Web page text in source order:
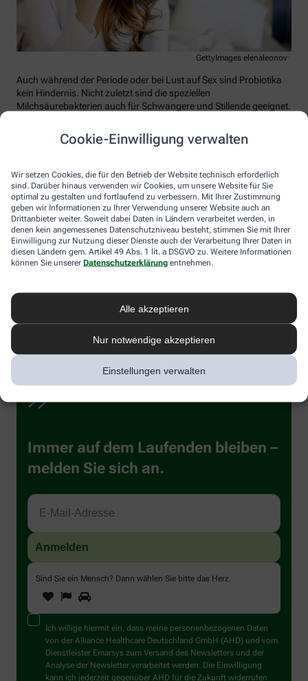
Cookie-Einwilligung verwalten
Wir setzen Cookies, die für den Betrieb der Website technisch erforderlich
sind. Darüber hinaus verwenden wir Cookies, um unsere Website für Sie
optimal zu gestalten und fortlaufend zu verbessern. Mit Ihrer Zustimmung
geben wir Informationen zu Ihrer Verwendung unserer Website auch an
Drittanbieter weiter. Soweit dabei Daten in Ländern verarbeitet werden, in
denen kein angemessenes Datenschutzniveau besteht, stimmen Sie mit Ihrer
Einwilligung zur Nutzung dieser Dienste auch der Verarbeitung Ihrer Daten in
diesen Ländern gem. Artikel 49 Abs. 1 lit. a DSGVO zu. Weitere Informationen
können Sie unserer Datenschutzerklärung entnehmen.
Alle akzeptieren
Nur notwendige akzeptieren
Einstellungen verwalten
GettyImages elenaleonova
Auch während der Periode oder bei Lust auf Sex sind Probiotika
kein Hindernis. Nicht zuletzt sind die speziellen
Milchsäurebakterien auch für Schwangere und Stillende geeignet.
Bakterien zum Trinken in verschiedensten Lebenslagen zu
unterstützen und die Vaginalgesundheit zu fördern.
Vaginalgesundheit durch
bekömmlichen Bakteriencocktail
Am besten immer auf leeren Magen einnehmen!
Rühren Sie das probiotische Pulver in ein Glas
Warten Sie etwa eine Minute ab.
Nochmals umrühren, dann können Sie den
Bakteriencocktail trinken.
Immer auf dem Laufenden bleiben –
melden Sie sich an.
Sind Sie ein Mensch? Dann wählen Sie bitte das Herz
Sind
Sie
ein
Mensch?
Dann
wählen
Sie
bitte
1 2
Ich willige hiermit ein, dass meine personenbezogenen Daten
von der Alliance Healthcare Deutschland GmbH (AHD) und vom
Dienstleister Emarsys zum Versand des Newsletters und der
Analyse der Newsletter verarbeitet werden. Die Einwilligung
kann ich jederzeit gegenüber AHD für die Zukunft widerrufen